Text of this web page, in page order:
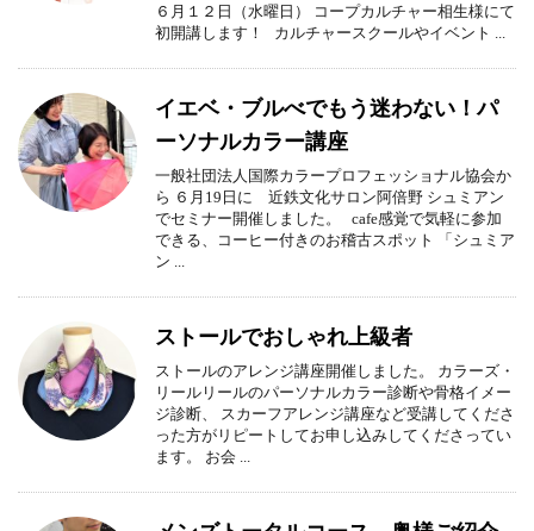
６月１２日（水曜日） コープカルチャー相生様にて
初開講します！ カルチャースクールやイベント ...
イエベ・ブルべでもう迷わない！パ
ーソナルカラー講座
一般社団法人国際カラープロフェッショナル協会か
ら ６月19日に 近鉄文化サロン阿倍野 シュミアン
でセミナー開催しました。 cafe感覚で気軽に参加
できる、コーヒー付きのお稽古スポット 「シュミア
ン ...
ストールでおしゃれ上級者
ストールのアレンジ講座開催しました。 カラーズ・
リールリールのパーソナルカラー診断や骨格イメー
ジ診断、 スカーフアレンジ講座など受講してくださ
った方がリピートしてお申し込みしてくださってい
ます。 お会 ...